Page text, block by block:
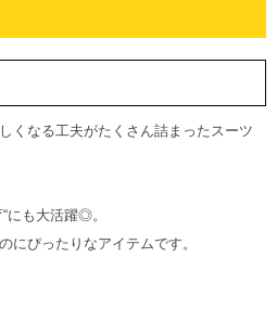
くなる工夫がたくさん詰まったスーツ
にも大活躍◎。
にぴったりなアイテムです。